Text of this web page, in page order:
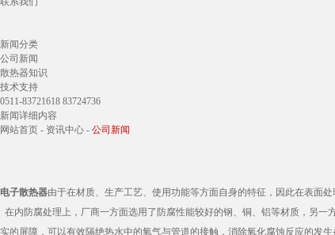
新闻分类
公司新闻
散热器知识
技术支持
0511-83721618 83724736
新闻详细内容
网站首页 - 资讯中心 - 公司新闻
电子散热器由于在材质、生产工艺、使用功能等方面自身的特征，因此在表面
在内防腐处理上，厂商一方面选用了防腐性能较好的钢、铜、铝等材质，另
实的屏障，可以有效隔绝热水中的氧气与管道的接触，消除氧化腐蚀反应的发